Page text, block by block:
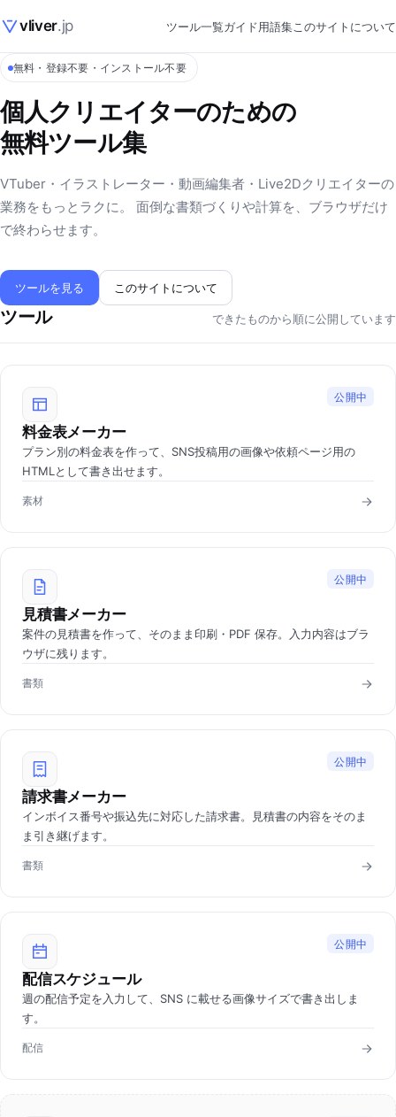
vliver.jp ツール一覧ガイド用語集このサイトについて
無料・登録不要・インストール不要
個人クリエイターのための
無料ツール集
VTuber・イラストレーター・動画編集者・Live2Dクリエイターの
業務をもっとラクに。 面倒な書類づくりや計算を、ブラウザだけ
で終わらせます。
ツールを見る このサイトについて
ツール できたものから順に公開しています
公開中
料金表メーカー
プラン別の料金表を作って、SNS投稿用の画像や依頼ページ用の
HTMLとして書き出せます。
素材
公開中
見積書メーカー
案件の見積書を作って、そのまま印刷・PDF 保存。入力内容はブラ
ウザに残ります。
書類
公開中
請求書メーカー
インボイス番号や振込先に対応した請求書。見積書の内容をそのま
ま引き継げます。
書類
公開中
配信スケジュール
週の配信予定を入力して、SNS に載せる画像サイズで書き出しま
す。
配信